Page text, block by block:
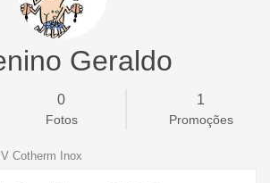
Geraldo
0
Fotos
1
Promoções
Cotherm Inox